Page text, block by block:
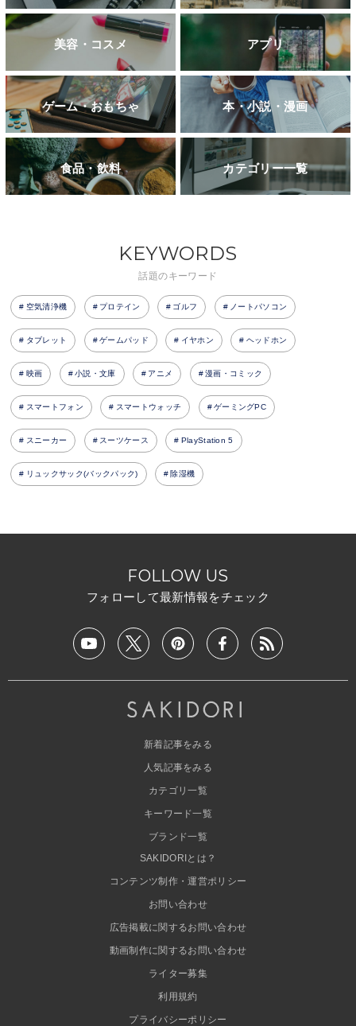
美容・コスメ アプリ
ゲーム・おもちゃ 本・小説・漫画
食品・飲料 カテゴリー一覧
KEYWORDS
話題のキーワード
空気清浄機 プロテイン ゴルフ ノートパソコン
タブレット ゲームパッド イヤホン ヘッドホン
映画 小説・文庫 アニメ 漫画・コミック
スマートフォン スマートウォッチ ゲーミングPC
スニーカー スーツケース PlayStation 5
リュックサック(バックパック) 除湿機
FOLLOW US
フォローして最新情報をチェック
新着記事をみる
人気記事をみる
カテゴリ一覧
キーワード一覧
ブランド一覧
SAKIDORIとは？
コンテンツ制作・運営ポリシー
お問い合わせ
広告掲載に関するお問い合わせ
動画制作に関するお問い合わせ
ライター募集
利用規約
プライバシーポリシー